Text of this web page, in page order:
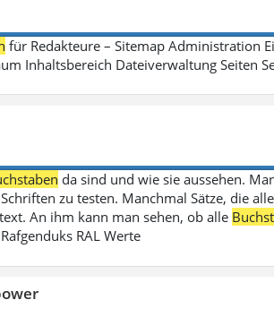
für Redakteure – Sitemap Administration
Inhaltsbereich Dateiverwaltung Seiten
da sind und wie sie aussehen.
zu testen. Manchmal Sätze, die
An ihm kann man sehen, ob alle
RAL Werte